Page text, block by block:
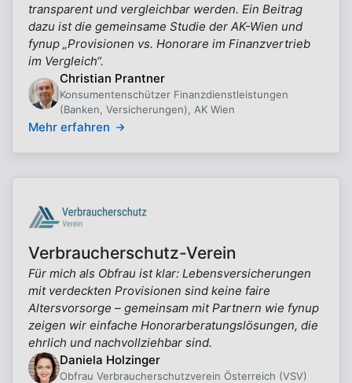
transparent und vergleichbar werden. Ein Beitrag
dazu ist die gemeinsame Studie der AK-Wien und
fynup „Provisionen vs. Honorare im Finanzvertrieb
im Vergleich“.
Christian Prantner
Konsumentenschützer Finanzdienstleistungen
(Banken, Versicherungen), AK Wien
Mehr erfahren
Verbraucherschutz-Verein
Für mich als Obfrau ist klar: Lebensversicherungen
mit verdeckten Provisionen sind keine faire
Altersvorsorge – gemeinsam mit Partnern wie fynup
zeigen wir einfache Honorarberatungslösungen, die
ehrlich und nachvollziehbar sind.
Daniela Holzinger
Obfrau Verbraucherschutzverein Österreich (VSV)